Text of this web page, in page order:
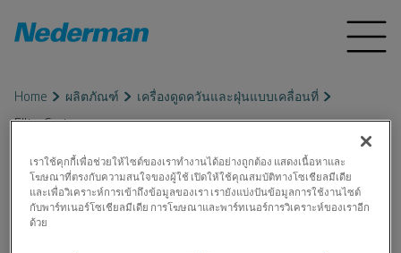
Home ผลิตภัณฑ์
เครื่องดูดควันและฝุ่นแบบเคลื่อนที่
FilterCart
FilterCart
เราใช้คุกกี้เพื่อช่วยให้ไซต์ของเราทำงานได้อย่างถูกต้อง แสดงเนื้อหาและ
โฆษณาที่ตรงกับความสนใจของผู้ใช้ เปิดให้ใช้คุณสมบัติทางโซเชียลมีเดีย
และเพื่อวิเคราะห์การเข้าถึงข้อมูลของเรา เรายังแบ่งปันข้อมูลการใช้งานไซต์
กับพาร์ทเนอร์โซเชียลมีเดีย การโฆษณาและพาร์ทเนอร์การวิเคราะห์ของเราอีก
ด้วย